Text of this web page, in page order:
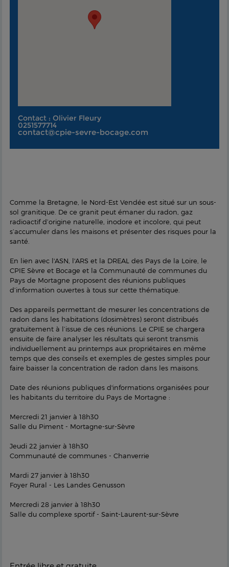
Contact : Olivier Fleury
0251577714
contact@cpie-sevre-bocage.com
Comme la Bretagne, le Nord-Est Vendée est situé sur un sous-
sol granitique. De ce granit peut émaner du radon, gaz
radioactif d’origine naturelle, inodore et incolore, qui peut
s’accumuler dans les maisons et présenter des risques pour la
santé.
En lien avec l'ASN, l'ARS et la DREAL des Pays de la Loire, le
CPIE Sèvre et Bocage et la Communauté de communes du
Pays de Mortagne proposent des réunions publiques
d’information ouvertes à tous sur cette thématique.
Des appareils permettant de mesurer les concentrations de
radon dans les habitations (dosimètres) seront distribués
gratuitement à l’issue de ces réunions. Le CPIE se chargera
ensuite de faire analyser les résultats qui seront transmis
individuellement au printemps aux propriétaires en même
temps que des conseils et exemples de gestes simples pour
faire baisser la concentration de radon dans les maisons.
Date des réunions publiques d'informations organisées pour
les habitants du territoire du Pays de Mortagne :
Mercredi 21 janvier à 18h30
Salle du Piment - Mortagne-sur-Sèvre
Jeudi 22 janvier à 18h30
Communauté de communes - Chanverrie
Mardi 27 janvier à 18h30
Foyer Rural - Les Landes Genusson
Mercredi 28 janvier à 18h30
Salle du complexe sportif - Saint-Laurent-sur-Sèvre